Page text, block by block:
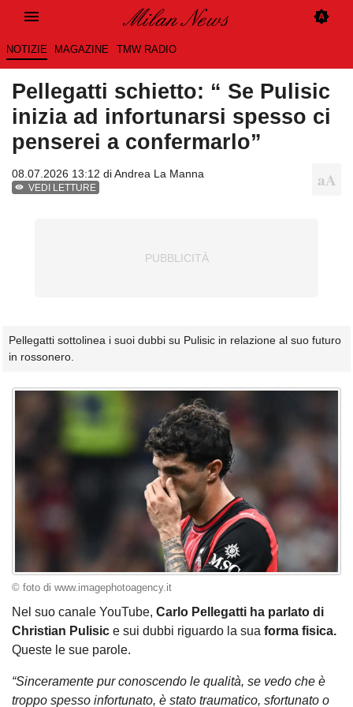
NOTIZIE MAGAZINE TMW RADIO
Pellegatti schietto: “ Se Pulisic
inizia ad infortunarsi spesso ci
penserei a confermarlo”
08.07.2026 13:12 diAndrea La Manna
VEDI LETTURE
Pellegatti sottolinea i suoi dubbi su Pulisic in relazione al suo futuro
in rossonero.
© foto di www.imagephotoagency.it
Nel suo canale YouTube, Carlo Pellegatti ha parlato di
Christian Pulisic e sui dubbi riguardo la sua forma fisica.
Queste le sue parole.
“Sinceramente pur conoscendo le qualità, se vedo che è
troppo spesso infortunato, è stato traumatico, sfortunato o